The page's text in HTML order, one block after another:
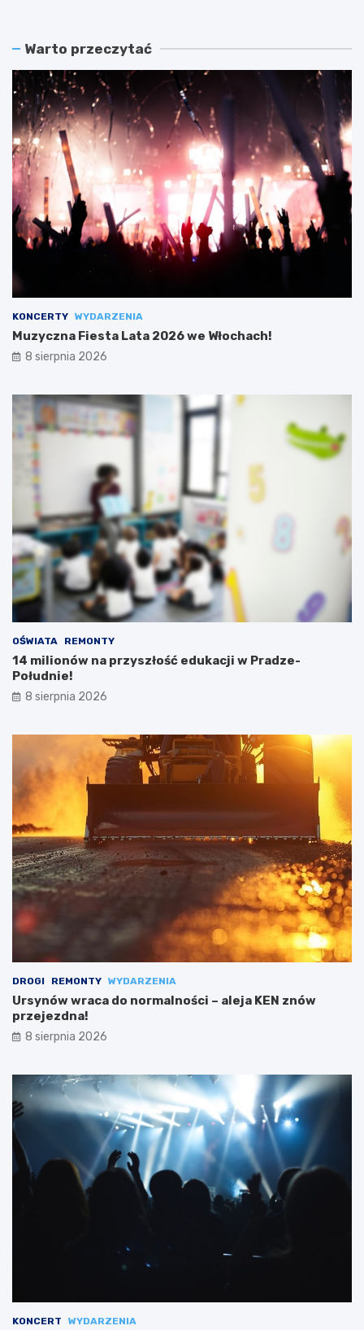
Warto przeczytać
KONCERTY WYDARZENIA
Muzyczna Fiesta Lata 2026 we Włochach!
8 sierpnia 2026
OŚWIATA REMONTY
14 milionów na przyszłość edukacji w Pradze-
Południe!
8 sierpnia 2026
DROGI REMONTY WYDARZENIA
Ursynów wraca do normalności – aleja KEN znów
przejezdna!
8 sierpnia 2026
KONCERT WYDARZENIA